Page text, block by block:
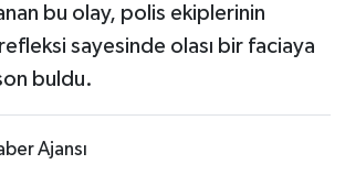
bu olay, polis ekiplerinin
sayesinde olası bir faciaya
buldu.
Ajansı